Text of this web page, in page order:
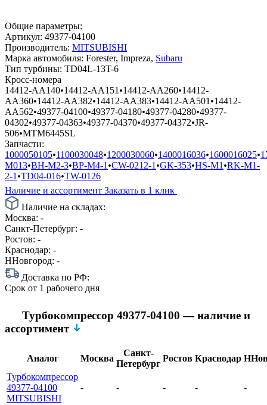
Общие параметры:
Артикул: 49377-04100
Производитель: MITSUBISHI
Марка автомобиля: Forester, Impreza, Subaru
Тип турбины: TD04L-13T-6
Кросс-номера
14412-AA140•14412-AA151 •14412-AA260•14412-
AA360•14412-AA382•14412-AA383•14412-AA501 •14412-
AA562•49377-04100•49377-04180•49377-04280•49377-
04302•49377-04363•49377-04370•49377-04372•JR-
506•MTM6445SL
Запчасти:
1000050105•1100030048•1200030060•1400016036•1600016025•
M013•BH-M2-3•BP-M4-1 •CW-0212-1 •GK-353•HS-M1 •RK-M1-
2-1 •TD04-016•TW-0126
Наличие и ассортимент Заказать в 1 клик
Наличие на складах:
Москва: -
Санкт-Петербург: -
Ростов: -
Краснодар: -
ННовгород: -
Доставка по РФ:
Срок от 1 рабочего дня
Турбокомпрессор 49377-04100 — наличие и
ассортимент
Аналог Москва
Санкт-
Петербург
Ростов Краснодар
Турбокомпрессор
49377-04100
MITSUBISHI
- - - - -